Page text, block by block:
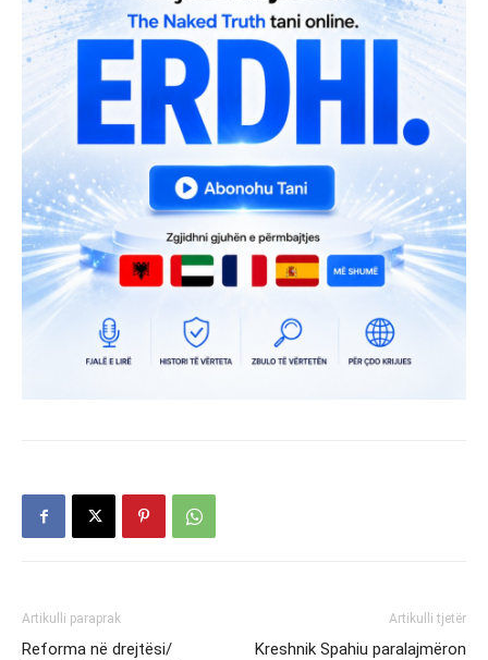
Artikulli paraprak
Reforma në drejtësi/
Artikulli tjetër
Kreshnik Spahiu paralajmëron